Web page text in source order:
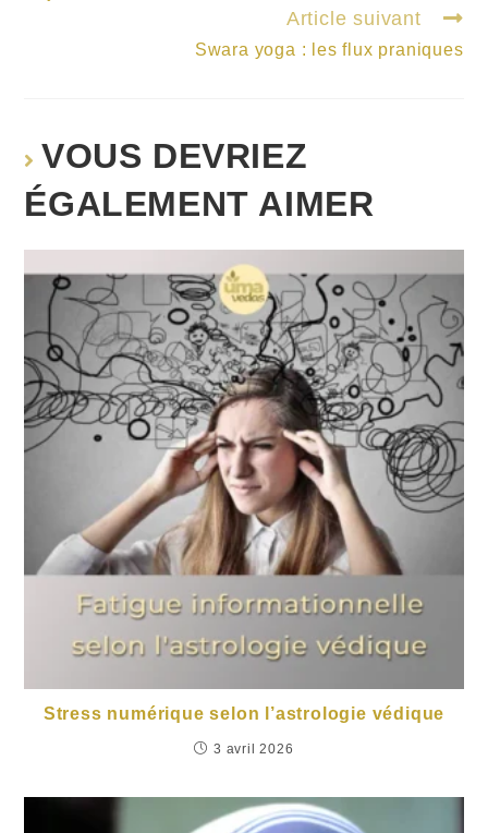
Article suivant
Swara yoga : les flux praniques
VOUS DEVRIEZ
ÉGALEMENT AIMER
Stress numérique selon l’astrologie védique
3 avril 2026